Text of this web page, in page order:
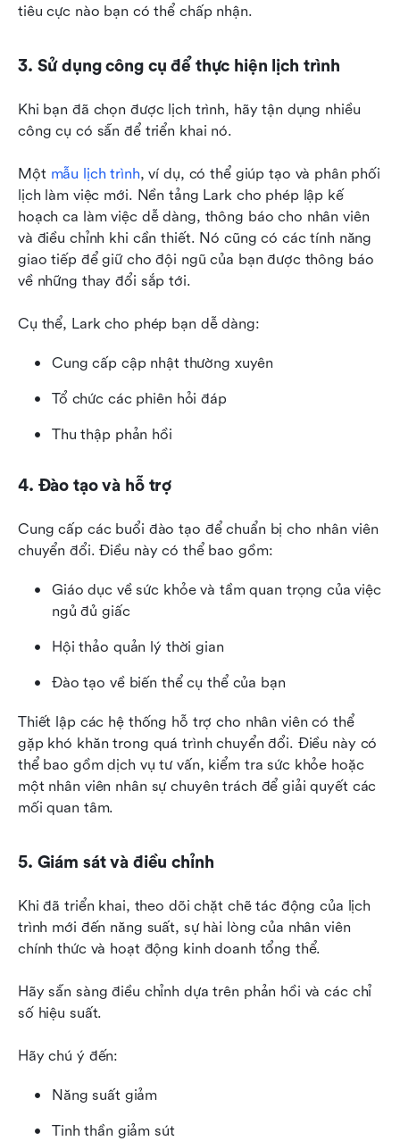
tiêu cực nào bạn có thể chấp nhận.
3. Sử dụng công cụ để thực hiện lịch trình
Khi bạn đã chọn được lịch trình, hãy tận dụng nhiều
công cụ có sẵn để triển khai nó.
Một mẫu lịch trình, ví dụ, có thể giúp tạo và phân phối
lịch làm việc mới. Nền tảng Lark cho phép lập kế
hoạch ca làm việc dễ dàng, thông báo cho nhân viên
và điều chỉnh khi cần thiết. Nó cũng có các tính năng
giao tiếp để giữ cho đội ngũ của bạn được thông báo
về những thay đổi sắp tới.
Cụ thể, Lark cho phép bạn dễ dàng:
Cung cấp cập nhật thường xuyên
Tổ chức các phiên hỏi đáp
Thu thập phản hồi
4. Đào tạo và hỗ trợ
Cung cấp các buổi đào tạo để chuẩn bị cho nhân viên
chuyển đổi. Điều này có thể bao gồm:
Giáo dục về sức khỏe và tầm quan trọng của việc
ngủ đủ giấc
Hội thảo quản lý thời gian
Đào tạo về biến thể cụ thể của bạn
Thiết lập các hệ thống hỗ trợ cho nhân viên có thể
gặp khó khăn trong quá trình chuyển đổi. Điều này có
thể bao gồm dịch vụ tư vấn, kiểm tra sức khỏe hoặc
một nhân viên nhân sự chuyên trách để giải quyết các
mối quan tâm.
5. Giám sát và điều chỉnh
Khi đã triển khai, theo dõi chặt chẽ tác động của lịch
trình mới đến năng suất, sự hài lòng của nhân viên
chính thức và hoạt động kinh doanh tổng thể.
Hãy sẵn sàng điều chỉnh dựa trên phản hồi và các chỉ
số hiệu suất.
Hãy chú ý đến:
Năng suất giảm
Tinh thần giảm sút